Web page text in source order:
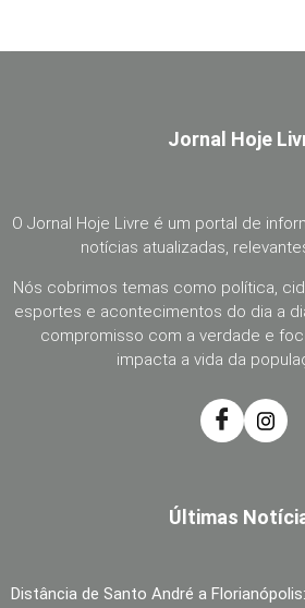
Jornal Hoje
O Jornal Hoje Livre é um portal de
notícias atualizadas,
Nós cobrimos temas como política,
esportes e acontecimentos do dia a
compromisso com a verdade e
impacta a vida da
Últimas
Distância de Santo André a